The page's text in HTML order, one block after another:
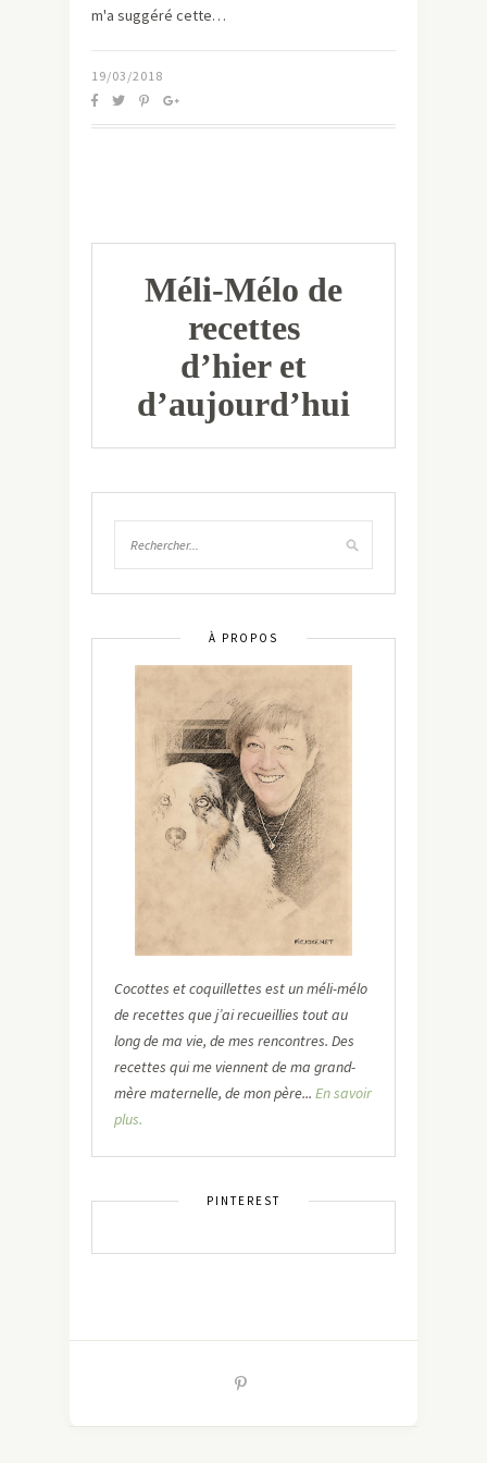
m'a suggéré cette…
19/03/2018
Méli-Mélo de
recettes
d’hier et
d’aujourd’hui
À PROPOS
Cocottes et coquillettes est un méli-mélo
de recettes que j’ai recueillies tout au
long de ma vie, de mes rencontres. Des
recettes qui me viennent de ma grand-
mère maternelle, de mon père... En savoir
plus.
PINTEREST